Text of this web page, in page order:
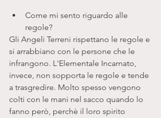
Come mi sento riguardo alle
regole?
Gli Angeli Terreni rispettano le regole e
si arrabbiano con le persone che le
infrangono. L'Elementale Incarnato,
invece, non sopporta le regole e tende
a trasgredire. Molto spesso vengono
colti con le mani nel sacco quando lo
fanno però, perchè il loro spirito